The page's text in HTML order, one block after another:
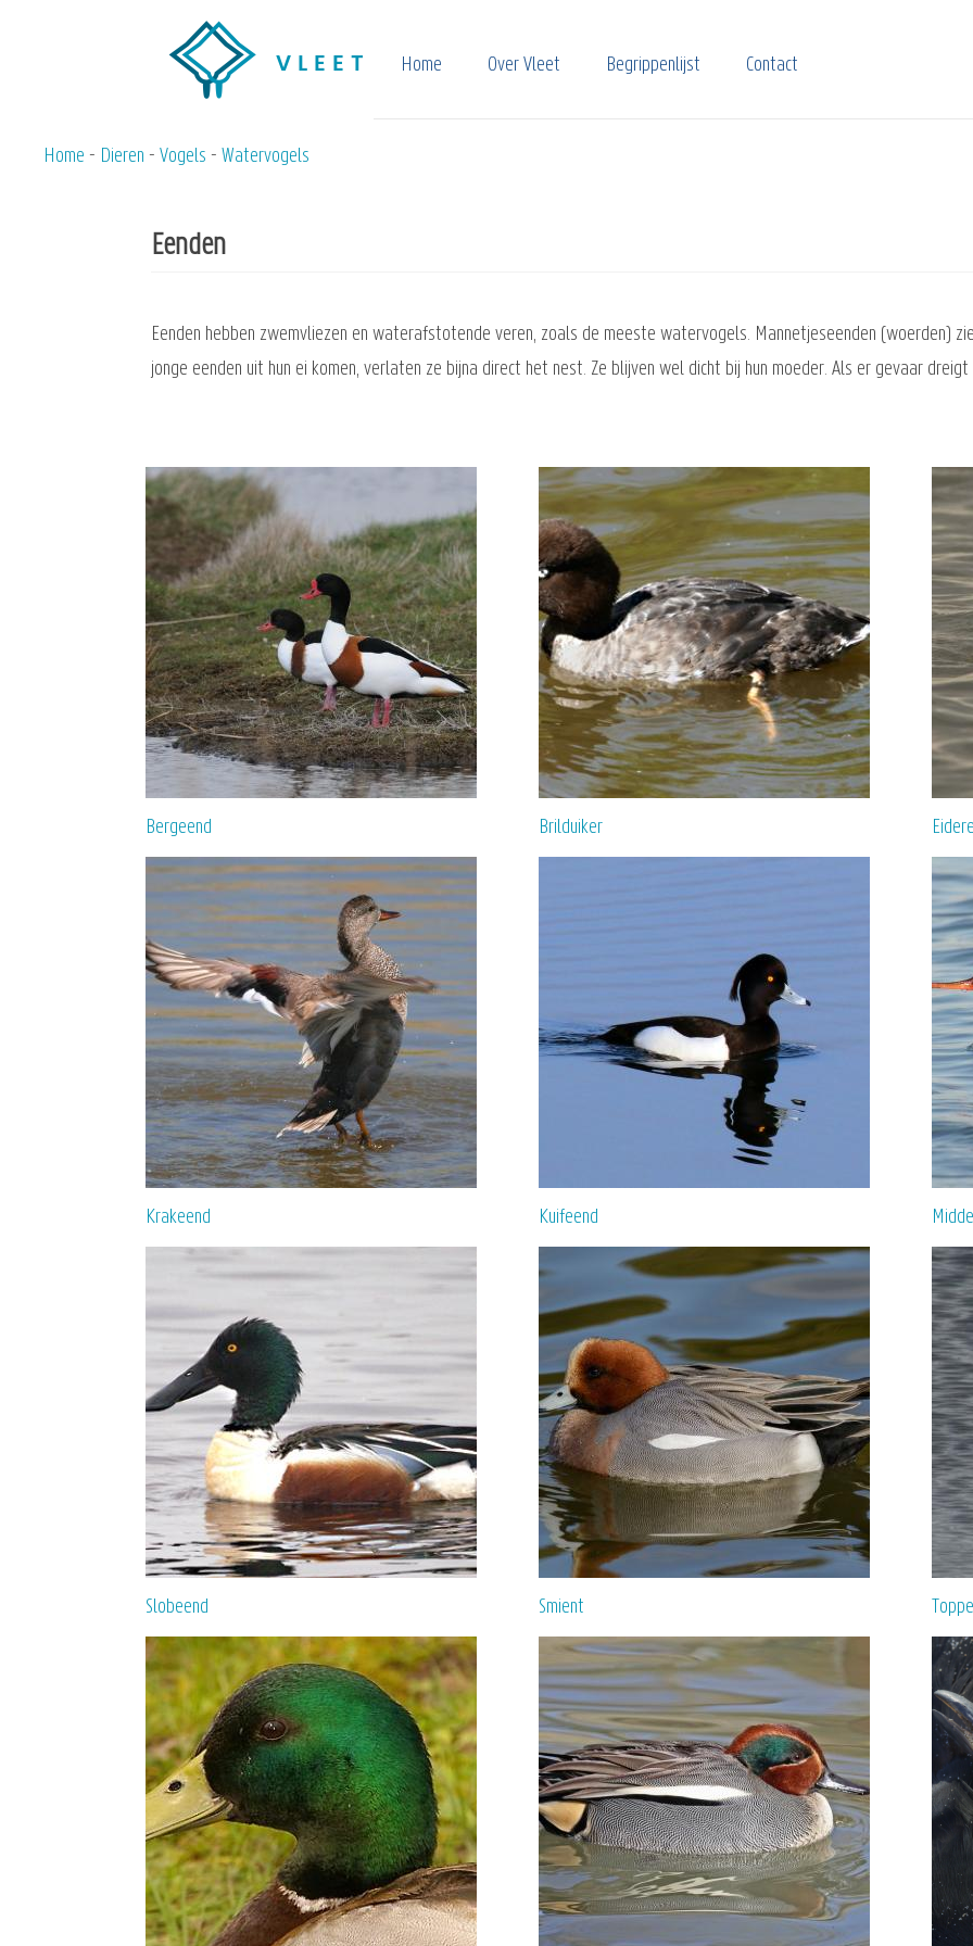
Home Over Vleet Begrippenlijst Contact
Home Dieren Vogels Watervogels
Eenden
Eenden hebben zwemvliezen en waterafstotende veren, zoals de meeste watervogels. Mannetjeseenden (woerden)
jonge eenden uit hun ei komen, verlaten ze bijna direct het nest. Ze blijven wel dicht bij hun moeder. Als er gevaar
Bergeend Brilduiker
Krakeend Kuifeend
Slobeend Smient